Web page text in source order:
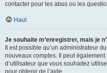
contacter pour les abus ou les
Haut
Je souhaite m’enregistrer, mais je
Il est possible qu’un administrateur
nouveaux comptes. Il peut
d’utilisateur que vous souhaitez
pour obtenir de l’aide.